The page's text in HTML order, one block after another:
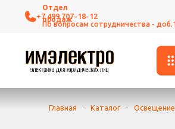
+7 499 707-18-12
Главная - Каталог - Освещение